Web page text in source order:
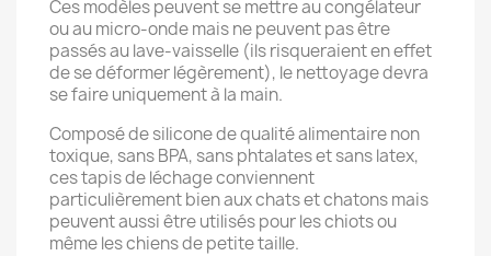
Ces modèles peuvent se mettre au congélateur
ou au micro-onde mais ne peuvent pas être
passés au lave-vaisselle (ils risqueraient en effet
de se déformer légèrement), le nettoyage devra
se faire uniquement à la main.
Composé de silicone de qualité alimentaire non
toxique, sans BPA, sans phtalates et sans latex,
ces tapis de léchage conviennent
particulièrement bien aux chats et chatons mais
peuvent aussi être utilisés pour les chiots ou
même les chiens de petite taille.